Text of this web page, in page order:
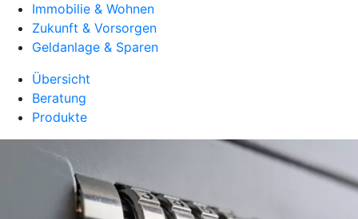
Immobilie & Wohnen
Zukunft & Vorsorgen
Geldanlage & Sparen
Übersicht
Beratung
Produkte